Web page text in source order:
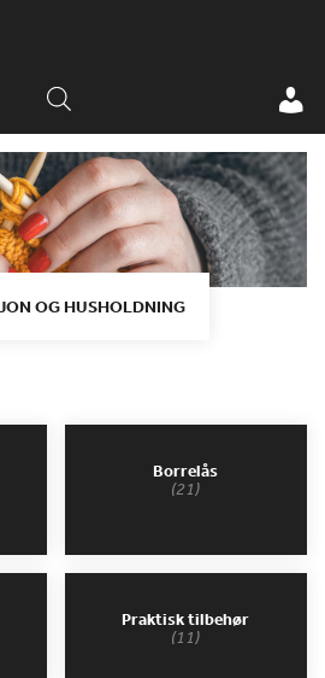
OG HUSHOLDNING
Borrelås
(21)
Praktisk tilbehør
(11)